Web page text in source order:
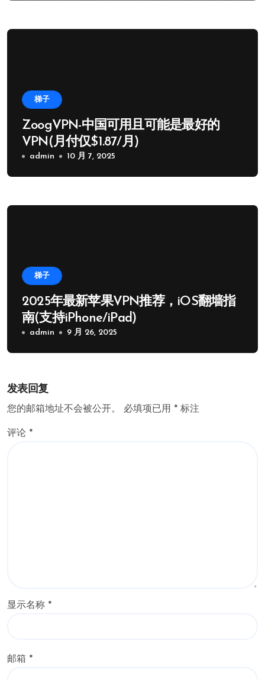
梯子
ZoogVPN-中国可用且可能是最好的
VPN(月付仅$1.87/月)
admin 10 月 7, 2025
梯子
2025年最新苹果VPN推荐，iOS翻墙指
南(支持iPhone/iPad)
admin 9 月 26, 2025
发表回复
您的邮箱地址不会被公开。 必填项已用 * 标注
评论 *
显示名称 *
邮箱 *